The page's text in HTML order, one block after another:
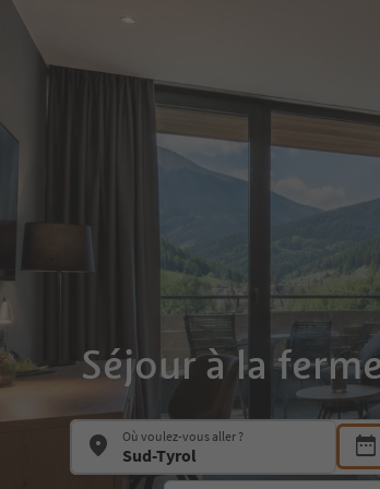
Séjour à la
Où voulez-vous aller ?